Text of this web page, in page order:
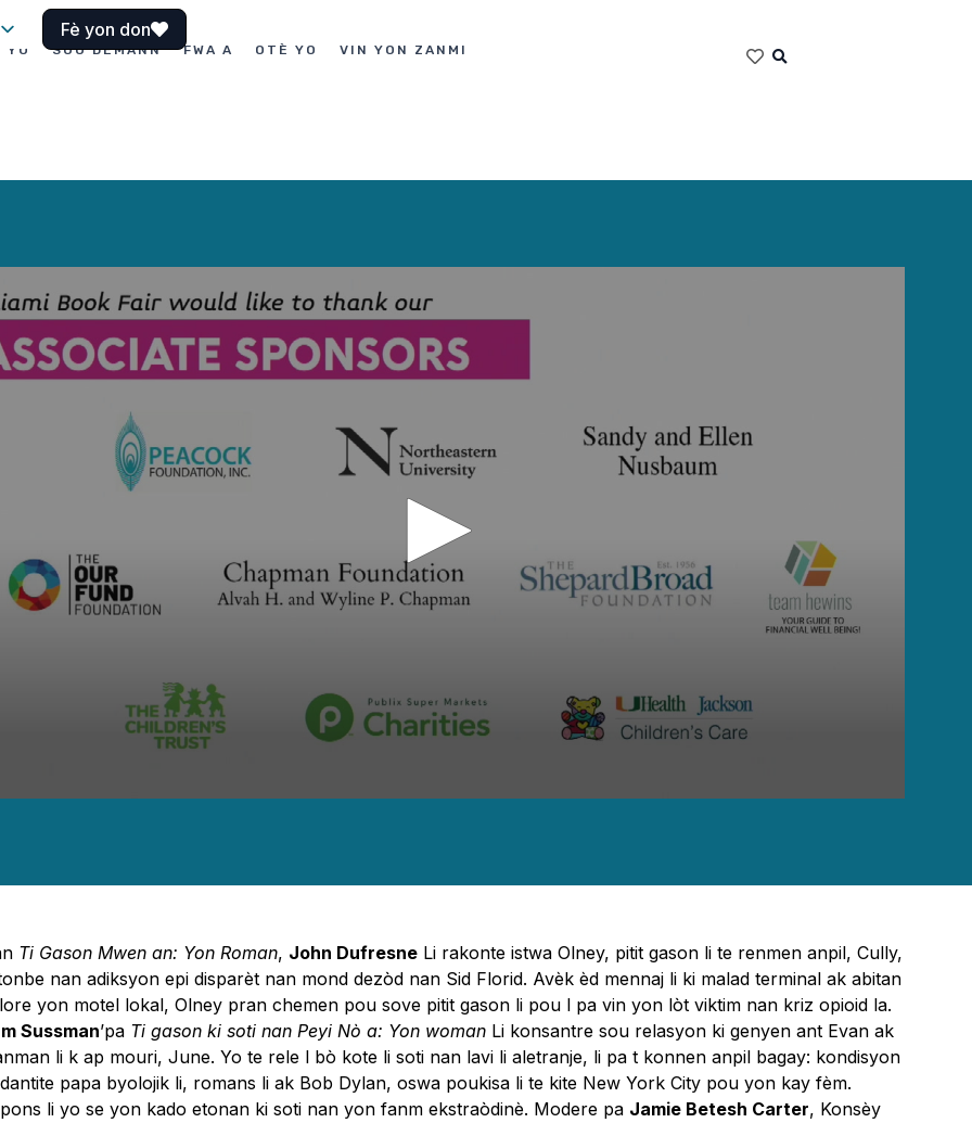
Fè yon don
YO SOU DEMANN FWA A OTÈ YO VIN YON ZANMI
Ti Gason Mwen an: Yon Roman, John Dufresne Li rakonte istwa Olney, pitit gason li te renmen anpil, Cully,
nan adiksyon epi disparèt nan mond dezòd nan Sid Florid. Avèk èd mennaj li ki malad terminal ak abitan
yon motel lokal, Olney pran chemen pou sove pitit gason li pou l pa vin yon lòt viktim nan kriz opioid la.
Sussman’pa Ti gason ki soti nan Peyi Nò a: Yon woman Li konsantre sou relasyon ki genyen ant Evan ak
li k ap mouri, June. Yo te rele l bò kote li soti nan lavi li aletranje, li pa t konnen anpil bagay: kondisyon
papa byolojik li, romans li ak Bob Dylan, oswa poukisa li te kite New York City pou yon kay fèm.
li yo se yon kado etonan ki soti nan yon fanm ekstraòdinè. Modere pa Jamie Betesh Carter, Konsèy